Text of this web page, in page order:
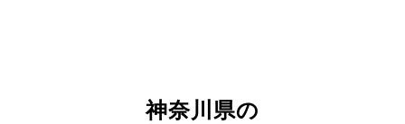
神奈川県の